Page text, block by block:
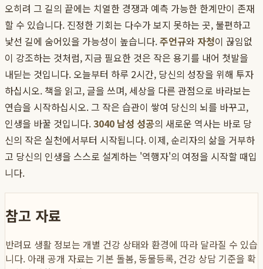
오히려 그 길의 끝에는 치열한 경쟁과 예측 가능한 한계만이 존재
할 수 있습니다. 진정한 기회는 다수가 보지 못하는 곳, 불편하고
낯선 길에 숨어있을 가능성이 높습니다.주언규와 자청이 끊임없
이 강조하는 것처럼, 지금 필요한 것은 작은 용기를 내어 첫발을
내딛는 것입니다. 오늘부터 하루 2시간, 당신의 성장을 위해 투자
하십시오. 책을 읽고, 글을 쓰며, 세상을 다른 관점으로 바라보는
연습을 시작하십시오. 그 작은 습관이 쌓여 당신의 뇌를 바꾸고,
인생을 바꿀 것입니다.3040 남성 성공의 새로운 역사는 바로 당
신의 작은 실천에서부터 시작됩니다. 이제, 순리자의 삶을 거부하
고 당신의 인생을 스스로 설계하는 '역행자'의 여정을 시작할 때입
니다.
참고 자료
반려묘 생활 정보는 개별 건강 상태와 환경에 따라 달라질 수 있습
니다. 아래 공개 자료는 기본 돌봄, 동물등록, 건강 상담 기준을 확